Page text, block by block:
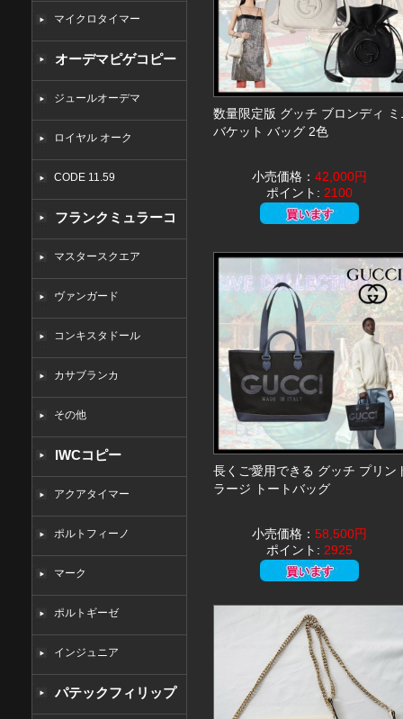
マイクロタイマー
オーデマピゲコピー
ジュールオーデマ
ロイヤル オーク
CODE 11.59
フランクミュラーコ
ピーマスタースクエア
ヴァンガード
コンキスタドール
カサブランカ
その他
IWCコピー
アクアタイマー
ポルトフィーノ
マーク
ポルトギーゼ
インジュニア
パテックフィリップ
数量限定版 グッチ ブロンディ ミ
バケット バッグ 2色
小売価格： 42,000円
ポイント: 2100
長くご愛用できる グッチ プリン
ラージ トートバッグ
小売価格： 58,500円
ポイント: 2925